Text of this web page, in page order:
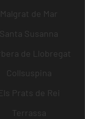
Malgrat de Mar
Santa Susanna
de Llobregat
Collsuspina
Prats de Rei
Terrassa